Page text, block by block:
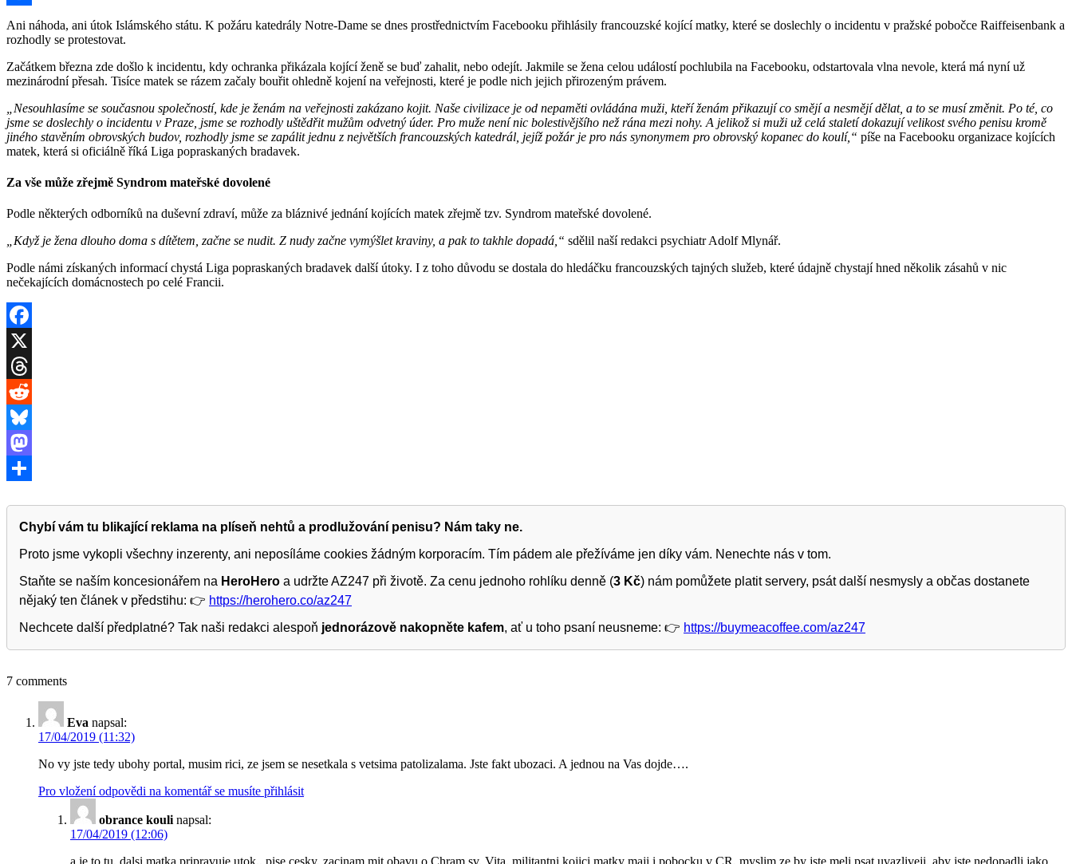
Share
Ani náhoda, ani útok Islámského státu. K požáru katedrály Notre-Dame se dnes prostřednictvím Facebooku přihlásily francouzské kojící matky, které se doslechly o incidentu v pražské pobočce Raiffeisenbank a
rozhodly se protestovat.
Začátkem března zde došlo k incidentu, kdy ochranka přikázala kojící ženě se buď zahalit, nebo odejít. Jakmile se žena celou událostí pochlubila na Facebooku, odstartovala vlna nevole, která má nyní už
mezinárodní přesah. Tisíce matek se rázem začaly bouřit ohledně kojení na veřejnosti, které je podle nich jejich přirozeným právem.
„Nesouhlasíme se současnou společností, kde je ženám na veřejnosti zakázano kojit. Naše civilizace je od nepaměti ovládána muži, kteří ženám přikazují co smějí a nesmějí dělat, a to se musí změnit. Po té, co
jsme se doslechly o incidentu v Praze, jsme se rozhodly uštědřit mužům odvetný úder. Pro muže není nic bolestivějšího než rána mezi nohy. A jelikož si muži už celá staletí dokazují velikost svého penisu kromě
jiného stavěním obrovských budov, rozhodly jsme se zapálit jednu z největších francouzských katedrál, jejíž požár je pro nás synonymem pro obrovský kopanec do koulí,“ píše na Facebooku organizace kojících
matek, která si oficiálně říká Liga popraskaných bradavek.
Za vše může zřejmě Syndrom mateřské dovolené
Podle některých odborníků na duševní zdraví, může za bláznivé jednání kojících matek zřejmě tzv. Syndrom mateřské dovolené.
„Když je žena dlouho doma s dítětem, začne se nudit. Z nudy začne vymýšlet kraviny, a pak to takhle dopadá,“ sdělil naší redakci psychiatr Adolf Mlynář.
Podle námi získaných informací chystá Liga popraskaných bradavek další útoky. I z toho důvodu se dostala do hledáčku francouzských tajných služeb, které údajně chystají hned několik zásahů v nic
nečekajících domácnostech po celé Francii.
Facebook
X
Threads
Reddit
Bluesky
Mastodon
Chybí vám tu blikající reklama na plíseň nehtů a prodlužování penisu? Nám taky ne.
Proto jsme vykopli všechny inzerenty, ani neposíláme cookies žádným korporacím. Tím pádem ale přežíváme jen díky vám. Nenechte nás v tom.
Staňte se naším koncesionářem na HeroHero a udržte AZ247 při životě. Za cenu jednoho rohlíku denně (3 Kč) nám pomůžete platit servery, psát další nesmysly a občas dostanete
nějaký ten článek v předstihu: 👉 https://herohero.co/az247
Nechcete další předplatné? Tak naši redakci alespoň jednorázově nakopněte kafem, ať u toho psaní neusneme: 👉 https://buymeacoffee.com/az247
7 comments
Eva napsal:
17/04/2019 (11:32)
No vy jste tedy ubohy portal, musim rici, ze jsem se nesetkala s vetsima patolizalama. Jste fakt ubozaci. A jednou na Vas dojde….
Pro vložení odpovědi na komentář se musíte přihlásit
obrance kouli napsal:
17/04/2019 (12:06)